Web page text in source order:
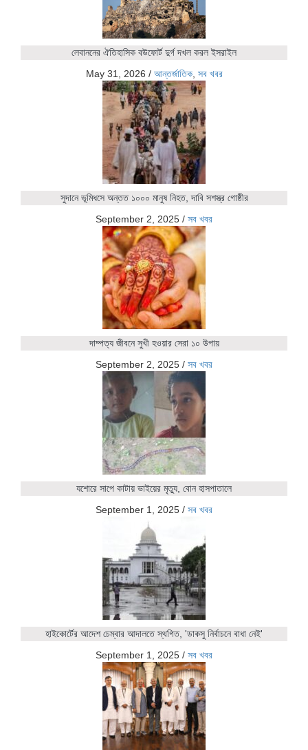
লেবাননের ঐতিহাসিক বউফোর্ট দুর্গ দখল করল ইসরাইল
May 31, 2026 / আন্তর্জাতিক, সব খবর
সুদানে ভূমিধসে অন্তত ১০০০ মানুষ নিহত, দাবি সশস্ত্র গোষ্ঠীর
September 2, 2025 / সব খবর
দাম্পত্য জীবনে সুখী হওয়ার সেরা ১০ উপায়
September 2, 2025 / সব খবর
যশোরে সাপে কাটায় ভাইয়ের মৃত্যু, বোন হাসপাতালে
September 1, 2025 / সব খবর
হাইকোর্টের আদেশ চেম্বার আদালতে স্থগিত, 'ডাকসু নির্বাচনে বাধা নেই'
September 1, 2025 / সব খবর